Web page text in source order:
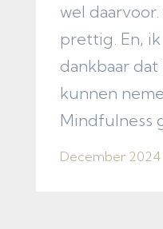
wel
prettig. En,
dankbaar
kunnen
Mindfulness
December 2024